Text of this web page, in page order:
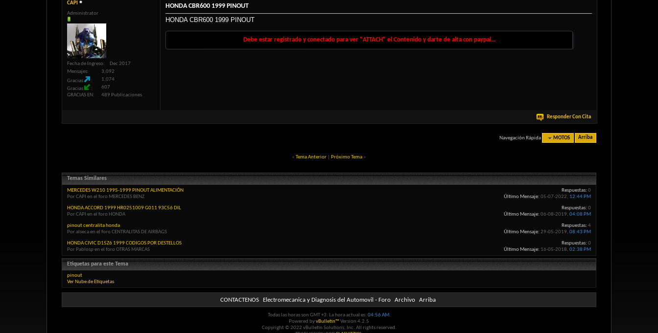
CAPI
Administrator
Fecha de Ingreso
Dec 2017
Mensajes
3,092
Gracias
1,074
Gracias
607
GRACIAS EN
489 Publicaciones
HONDA CBR600 1999 PINOUT
HONDA CBR600 1999 PINOUT
Debe estar registrado y conectado para ver "ATTACH" el Contenido y darte de alta con paypal...
Responder Con Cita
Navegación Rápida MOTOS Arriba
« Tema Anterior Próximo Tema »
Temas Similares
MERCEDES W210 1995-1999 PINOUT ALIMENTACIÓN
Por CAPI en el foro MERCEDES BENZ
Respuestas: 0
Último Mensaje: 05-07-2022, 12:44 PM
HONDA ACCORD 1999 HR0251009 G011 93C56 DIL
Por CAPI en el foro HONDA
Respuestas: 0
Último Mensaje: 06-08-2019, 04:08 PM
pinout centralita honda
Por alseca en el foro CENTRALITAS DE AIRBAGS
Respuestas: 4
Último Mensaje: 29-05-2019, 08:43 PM
HONDA CIVIC D15Z6 1999 CODIGOS POR DESTELLOS
Por Pablosp en el foro OTRAS MARCAS
Respuestas: 0
Último Mensaje: 16-05-2018, 02:38 PM
Etiquetas para este Tema
pinout
Ver Nube de Etiquetas
CONTACTENOS Electromecanica y Diagnosis del Automovil - Foro Archivo Arriba
Todas las horas son GMT +3. La hora actual es: 04:56 AM.
Powered byvBulletin™ Version 4.2.5
Copyright © 2022 vBulletin Solutions, Inc. All rights reserved.